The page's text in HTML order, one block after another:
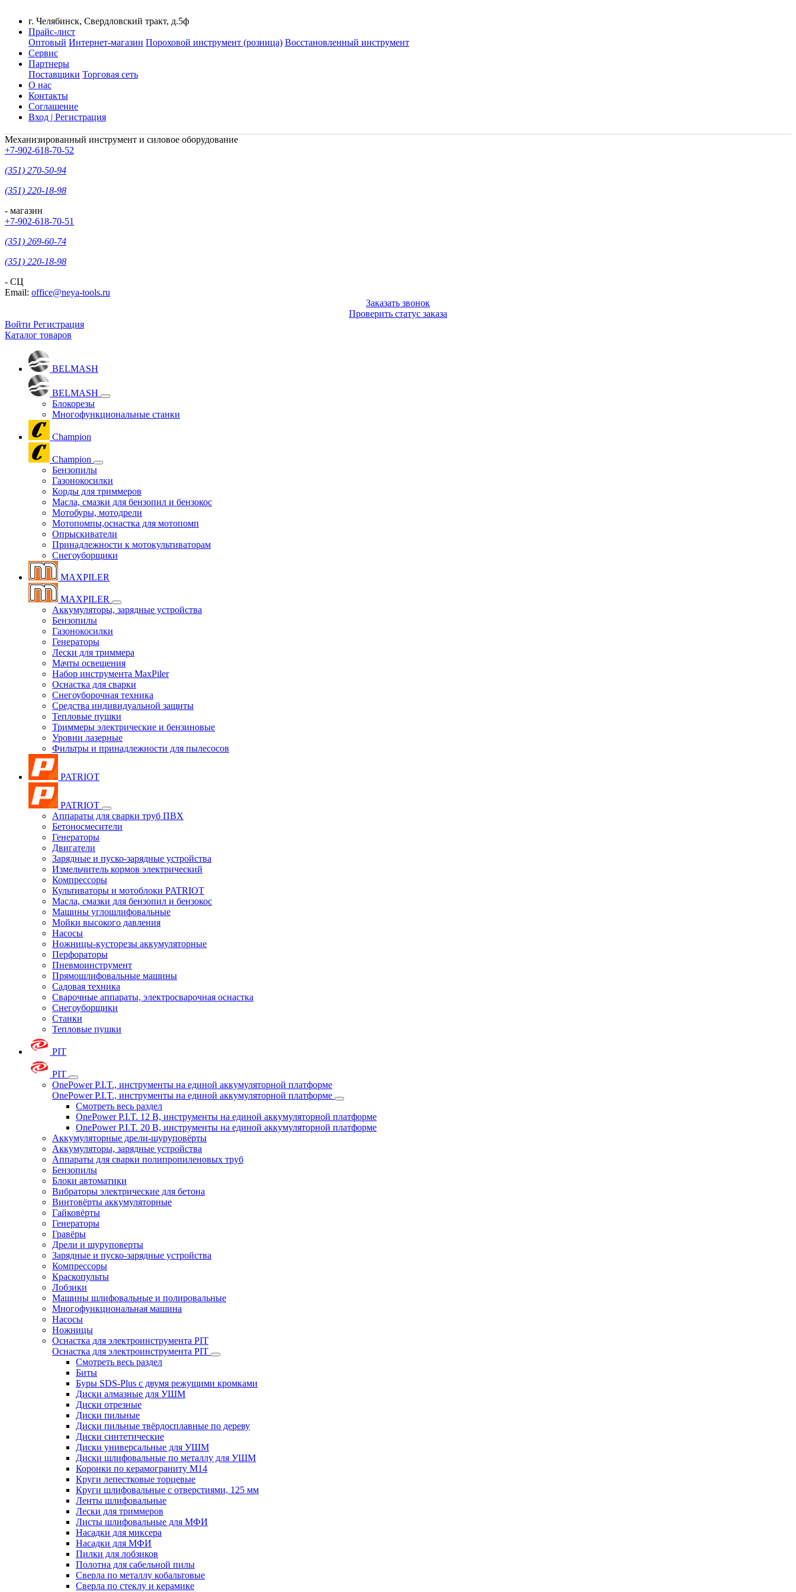
г. Челябинск, Свердловский тракт, д.5ф
Прайс-лист
Оптовый Интернет-магазин Пороховой инструмент (розница) Восстановленный инструмент
Сервис
Партнеры
Поставщики Торговая сеть
О нас
Контакты
Соглашение
Вход | Регистрация
Механизированный инструмент и силовое оборудование
+7-902-618-70-52
(351) 270-50-94
(351) 220-18-98
- магазин
+7-902-618-70-51
(351) 269-60-74
(351) 220-18-98
- СЦ
Email: office@neya-tools.ru
Заказать звонок
Проверить статус заказа
Войти Регистрация
Каталог товаров
BELMASH
BELMASH
Блокорезы
Многофункциональные станки
Champion
Champion
Бензопилы
Газонокосилки
Корды для триммеров
Масла, смазки для бензопил и бензокос
Мотобуры, мотодрели
Мотопомпы,оснастка для мотопомп
Опрыскиватели
Принадлежности к мотокультиваторам
Снегоуборщики
MAXPILER
MAXPILER
Аккумуляторы, зарядные устройства
Бензопилы
Газонокосилки
Генераторы
Лески для триммера
Мачты освещения
Набор инструмента MaxPiler
Оснастка для сварки
Снегоуборочная техника
Средства индивидуальной защиты
Тепловые пушки
Триммеры электрические и бензиновые
Уровни лазерные
Фильтры и принадлежности для пылесосов
PATRIOT
PATRIOT
Аппараты для сварки труб ПВХ
Бетоносмесители
Генераторы
Двигатели
Зарядные и пуско-зарядные устройства
Измельчитель кормов электрический
Компрессоры
Культиваторы и мотоблоки PATRIOT
Масла, смазки для бензопил и бензокос
Машины углошлифовальные
Мойки высокого давления
Насосы
Ножницы-кусторезы аккумуляторные
Перфораторы
Пневмоинструмент
Прямошлифовальные машины
Садовая техника
Сварочные аппараты, электросварочная оснастка
Снегоуборщики
Станки
Тепловые пушки
PIT
PIT
OnePower P.I.T., инструменты на единой аккумуляторной платформе
OnePower P.I.T., инструменты на единой аккумуляторной платформе
Смотреть весь раздел
OnePower P.I.T. 12 В, инструменты на единой аккумуляторной платформе
OnePower P.I.T. 20 В, инструменты на единой аккумуляторной платформе
Аккумуляторные дрели-шуруповёрты
Аккумуляторы, зарядные устройства
Аппараты для сварки полипропиленовых труб
Бензопилы
Блоки автоматики
Вибраторы электрические для бетона
Винтовёрты аккумуляторные
Гайковёрты
Генераторы
Гравёры
Дрели и шуруповерты
Зарядные и пуско-зарядные устройства
Компрессоры
Краскопульты
Лобзики
Машины шлифовальные и полировальные
Многофункциональная машина
Насосы
Ножницы
Оснастка для электроинструмента PIT
Оснастка для электроинструмента PIT
Смотреть весь раздел
Биты
Буры SDS-Plus c двумя режущими кромками
Диски алмазные для УШМ
Диски отрезные
Диски пильные
Диски пильные твёрдосплавные по дереву
Диски синтетические
Диски универсальные для УШМ
Диски шлифовальные по металлу для УШМ
Коронки по керамограниту M14
Круги лепестковые торцевые
Круги шлифовальные с отверстиями, 125 мм
Ленты шлифовальные
Лески для триммеров
Листы шлифовальные для МФИ
Насадки для миксера
Насадки для МФИ
Пилки для лобзиков
Полотна для сабельной пилы
Сверла по металлу кобальтовые
Сверла по стеклу и керамике